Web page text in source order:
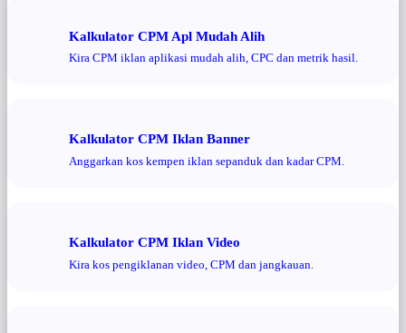
Kalkulator CPM Apl Mudah Alih
Kira CPM iklan aplikasi mudah alih, CPC dan metrik hasil.
Kalkulator CPM Iklan Banner
Anggarkan kos kempen iklan sepanduk dan kadar CPM.
Kalkulator CPM Iklan Video
Kira kos pengiklanan video, CPM dan jangkauan.